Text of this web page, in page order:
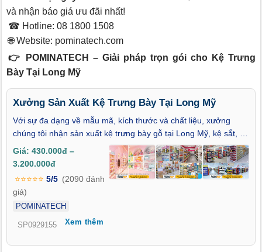
và nhận báo giá ưu đãi nhất!
☎ Hotline: 08 1800 1508
🌐 Website: pominatech.com
👉 POMINATECH – Giải pháp trọn gói cho Kệ Trưng
Bày Tại Long Mỹ
Xưởng Sản Xuất Kệ Trưng Bày Tại Long Mỹ
Với sự đa dạng về mẫu mã, kích thước và chất liệu, xưởng
chúng tôi nhận sản xuất kệ trưng bày gỗ tại Long Mỹ, kệ sắt, kệ
V lỗ và nhiều loại kệ chuyên dụng cho từng lĩnh vực. Không chỉ
giúp không gian bán hàng thêm sang trọng, chuyên nghiệp, các
mẫu kệ còn góp phần tạo ấn tượng mạnh với khách hàng ngay
từ lần đầu ghé thăm.
Giá: 430.000đ –
3.200.000đ
⭐⭐⭐⭐⭐ 5/5 (2090 đánh
giá)
POMINATECH
SP0929155 Xem thêm